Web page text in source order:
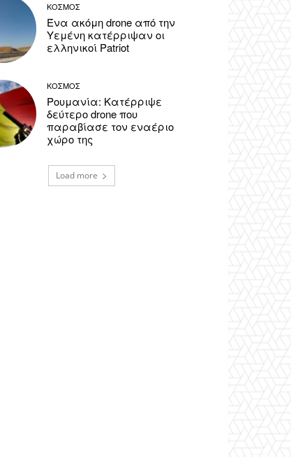
ΚΟΣΜΟΣ
Ένα ακόμη drone από την
Υεμένη κατέρριψαν οι
ελληνικοί Patriot
ΚΟΣΜΟΣ
Ρουμανία: Κατέρριψε
δεύτερο drone που
παραβίασε τον εναέριο
χώρο της
Load more